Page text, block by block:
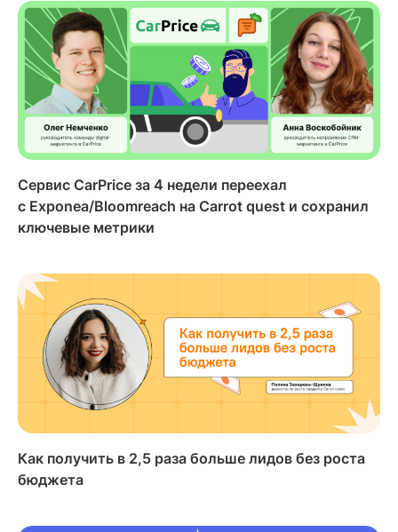
Сервис CarPrice за 4 недели переехал
с Exponea/Bloomreach на Carrot quest и сохранил
ключевые метрики
Как получить в 2,5 раза больше лидов без роста
бюджета